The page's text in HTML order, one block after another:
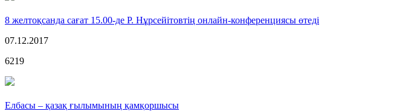
8 желтоқсанда сағат 15.00-де Р. Нұрсейітовтің онлайн-конференциясы өтеді
07.12.2017
6219
Елбасы – қазақ ғылымының қамқоршысы